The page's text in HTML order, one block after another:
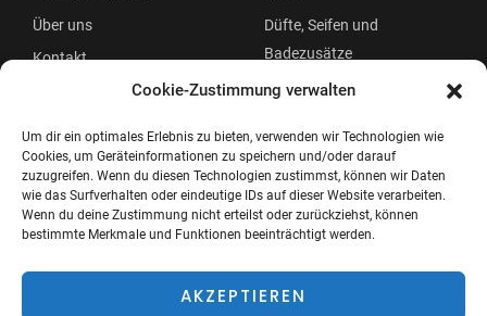
Cookie-Zustimmung verwalten
Um dir ein optimales Erlebnis zu bieten, verwenden wir Technologien wie
Cookies, um Geräteinformationen zu speichern und/oder darauf
zuzugreifen. Wenn du diesen Technologien zustimmst, können wir Daten
wie das Surfverhalten oder eindeutige IDs auf dieser Website verarbeiten.
Wenn du deine Zustimmung nicht erteilst oder zurückziehst, können
bestimmte Merkmale und Funktionen beeinträchtigt werden.
AKZEPTIEREN
Über uns
Kontakt
Düfte, Seifen und
Badezusätze
Beauty
Menü